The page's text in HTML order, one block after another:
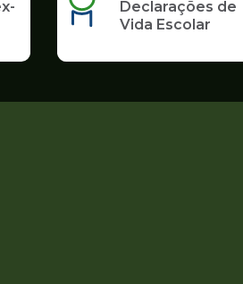
Declarações de
Vida Escolar